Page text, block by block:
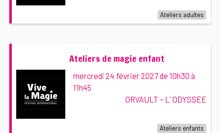
Ateliers adultes
Ateliers de magie enfant
mercredi 24 février 2027 de 10h30 à
11h45
ORVAULT − L' ODYSSEE
Ateliers enfants